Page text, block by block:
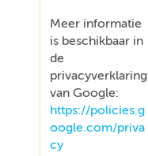
Meer informatie
is beschikbaar in
de
privacyverklaring
van Google:
https://policies.g
oogle.com/priva
cy